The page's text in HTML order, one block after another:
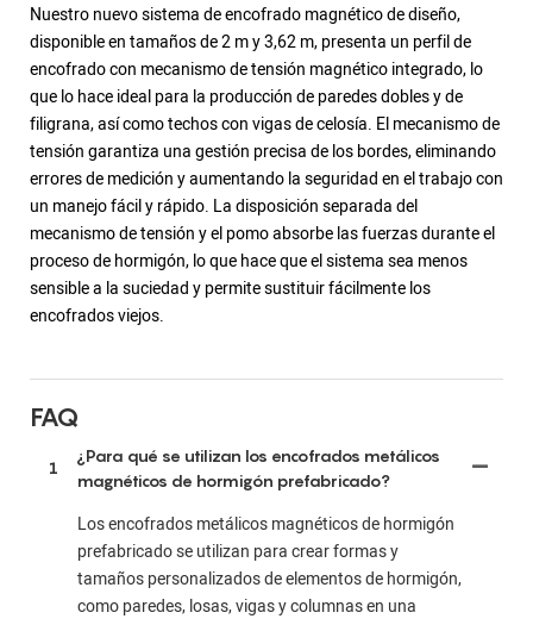
Nuestro nuevo sistema de encofrado magnético de diseño,
disponible en tamaños de 2 m y 3,62 m, presenta un perfil de
encofrado con mecanismo de tensión magnético integrado, lo
que lo hace ideal para la producción de paredes dobles y de
filigrana, así como techos con vigas de celosía. El mecanismo de
tensión garantiza una gestión precisa de los bordes, eliminando
errores de medición y aumentando la seguridad en el trabajo con
un manejo fácil y rápido. La disposición separada del
mecanismo de tensión y el pomo absorbe las fuerzas durante el
proceso de hormigón, lo que hace que el sistema sea menos
sensible a la suciedad y permite sustituir fácilmente los
encofrados viejos.
FAQ
1
¿Para qué se utilizan los encofrados metálicos
magnéticos de hormigón prefabricado?
Los encofrados metálicos magnéticos de hormigón
prefabricado se utilizan para crear formas y
tamaños personalizados de elementos de hormigón,
como paredes, losas, vigas y columnas en una